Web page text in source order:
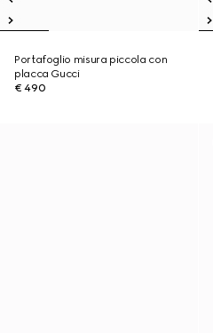
Portafoglio misura piccola con
placca Gucci
€ 490